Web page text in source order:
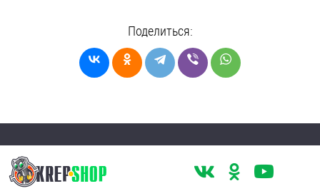
Поделиться: